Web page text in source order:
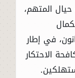
حيال المتهم،
في إطار
الاحتكار